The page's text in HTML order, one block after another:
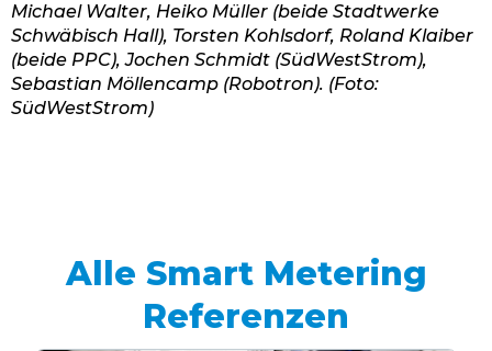
Michael Walter, Heiko Müller (beide Stadtwerke
Schwäbisch Hall), Torsten Kohlsdorf, Roland Klaiber
(beide PPC), Jochen Schmidt (SüdWestStrom),
Sebastian Möllencamp (Robotron). (Foto:
SüdWestStrom)
Alle Smart Metering
Referenzen